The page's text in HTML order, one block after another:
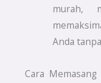
murah,
Anda
Cara